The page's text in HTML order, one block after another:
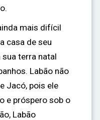
mais difícil
casa de seu
sua terra natal
Labão não
Jacó, pois ele
e próspero sob o
Labão